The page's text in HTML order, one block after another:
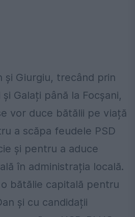
și Giurgiu, trecând prin
Galați până la Focșani,
vor duce bătălii pe viață
a scăpa feudele PSD
și pentru a aduce
în administrația locală.
bătălie capitală pentru
și cu candidații